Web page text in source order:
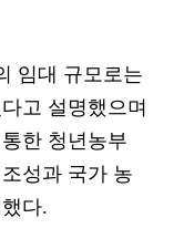
임대 규모로는
고 설명했으며
한 청년농부
성과 국가 농
다.